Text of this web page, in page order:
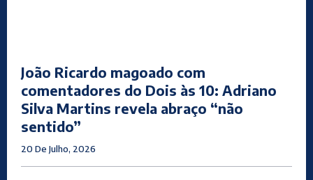
João Ricardo magoado com
comentadores do Dois às 10: Adriano
Silva Martins revela abraço “não
sentido”
20 De Julho, 2026